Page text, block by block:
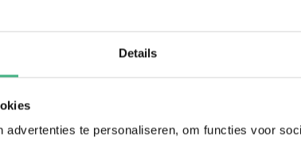
Details
advertenties te personaliseren, om functies voor